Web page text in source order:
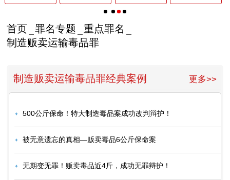
首页 罪名专题
重点罪名
制造贩卖运输毒品罪
更多>>
制造贩卖运输毒品罪经典案例
500公斤保命！特大制造毒品案成功改判辩护！
被无意遗忘的真相—贩卖毒品6公斤保命案
无期变无罪！贩卖毒品近4斤，成功无罪辩护！